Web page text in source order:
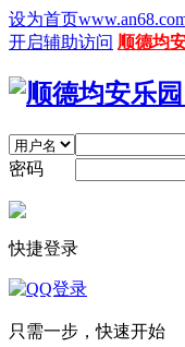
设为首页
开启辅助访问 顺德均
密码
快捷登录
只需一步，快速开始